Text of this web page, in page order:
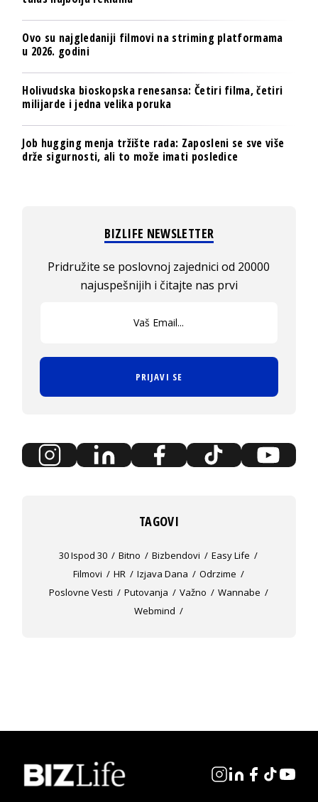
Ovo su najgledaniji filmovi na striming platformama
u 2026. godini
Holivudska bioskopska renesansa: Četiri filma, četiri
milijarde i jedna velika poruka
Job hugging menja tržište rada: Zaposleni se sve više
drže sigurnosti, ali to može imati posledice
BIZLIFE NEWSLETTER
Pridružite se poslovnoj zajednici od 20000
najuspešnijih i čitajte nas prvi
PRIJAVI SE
TAGOVI
30 Ispod 30 Bitno Bizbendovi
Easy Life
Filmovi
HR Izjava Dana
Odrzime
Poslovne Vesti
Putovanja Važno
Wannabe
Webmind